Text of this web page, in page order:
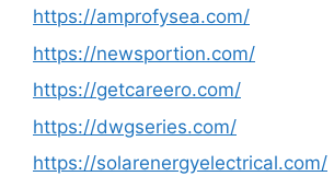
https://amprofysea.com/
https://newsportion.com/
https://getcareero.com/
https://dwgseries.com/
https://solarenergyelectrical.com/